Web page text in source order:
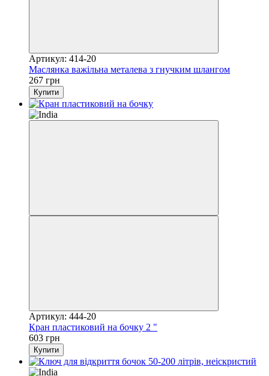
Артикул: 414-20
Маслянка важільна металева з гнучким шлангом
267 грн
Купити
Артикул: 444-20
Кран пластиковий на бочку 2 "
603 грн
Купити